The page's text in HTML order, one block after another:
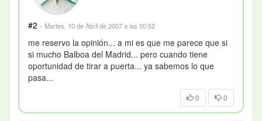
#2 · Martes, 10 de Abril de 2007 a las 00:52
me reservo la opinión... a mi es que me parece que si
si mucho Balboa del Madrid... pero cuando tiene
oportunidad de tirar a puerta... ya sabemos lo que
pasa...
0 0